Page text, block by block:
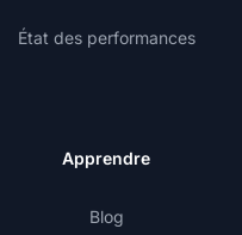
État des performances
Apprendre
Blog